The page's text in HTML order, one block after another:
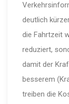
deutlich
die Fahrtzeit
reduziert,
damit der
besserem
treiben die